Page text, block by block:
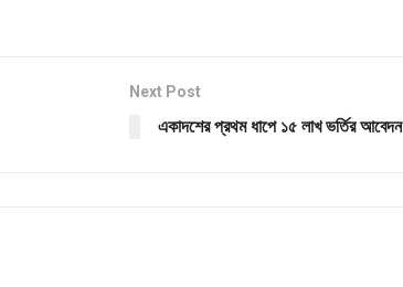
Next Post
একাদশের প্রথম ধাপে ১৫ লাখ ভর্তির আবেদন